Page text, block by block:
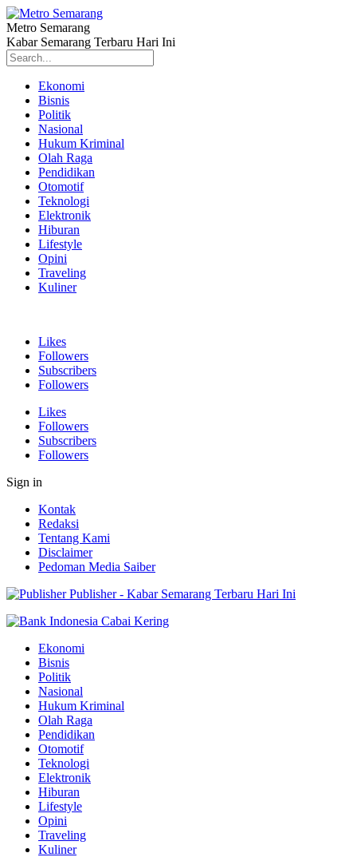
Metro Semarang
Kabar Semarang Terbaru Hari Ini
Ekonomi
Bisnis
Politik
Nasional
Hukum Kriminal
Olah Raga
Pendidikan
Otomotif
Teknologi
Elektronik
Hiburan
Lifestyle
Opini
Traveling
Kuliner
Likes
Followers
Subscribers
Followers
Likes
Followers
Subscribers
Followers
Sign in
Kontak
Redaksi
Tentang Kami
Disclaimer
Pedoman Media Saiber
Publisher - Kabar Semarang Terbaru Hari Ini
Ekonomi
Bisnis
Politik
Nasional
Hukum Kriminal
Olah Raga
Pendidikan
Otomotif
Teknologi
Elektronik
Hiburan
Lifestyle
Opini
Traveling
Kuliner